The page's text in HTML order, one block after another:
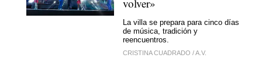
volver»
La villa se prepara para cinco días
de música, tradición y
reencuentros.
CRISTINA CUADRADO /A.V.